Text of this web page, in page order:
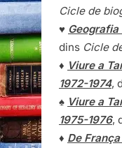
Cicle de
♥
dins Cicle
♦ Viure a
1972-1974,
♠ Viure a
1975-1976,
♦ De